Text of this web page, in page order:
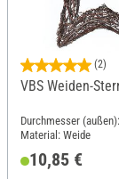
(2)
VBS Weiden-
Durchmesser
Material: Weide
10,85 €